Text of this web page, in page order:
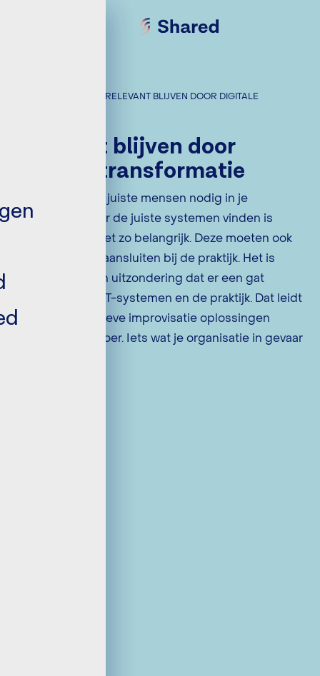
RELEVANT BLIJVEN / RELEVANT BLIJVEN DOOR DIGITALE
Relevant blijven door
digitale transformatie
Natuurlijk heb je juiste mensen nodig in je
organisatie, maar de juiste systemen vinden is
misschien wel net zo belangrijk. Deze moeten ook
nog eens goed aansluiten bij de praktijk. Het is
eerder regel dan uitzondering dat er een gat
bestaat tussen IT-systemen en de praktijk. Dat leidt
vaak tot alternatieve improvisatie oplossingen
vanuit de werkvloer. Iets wat je organisatie in gevaar